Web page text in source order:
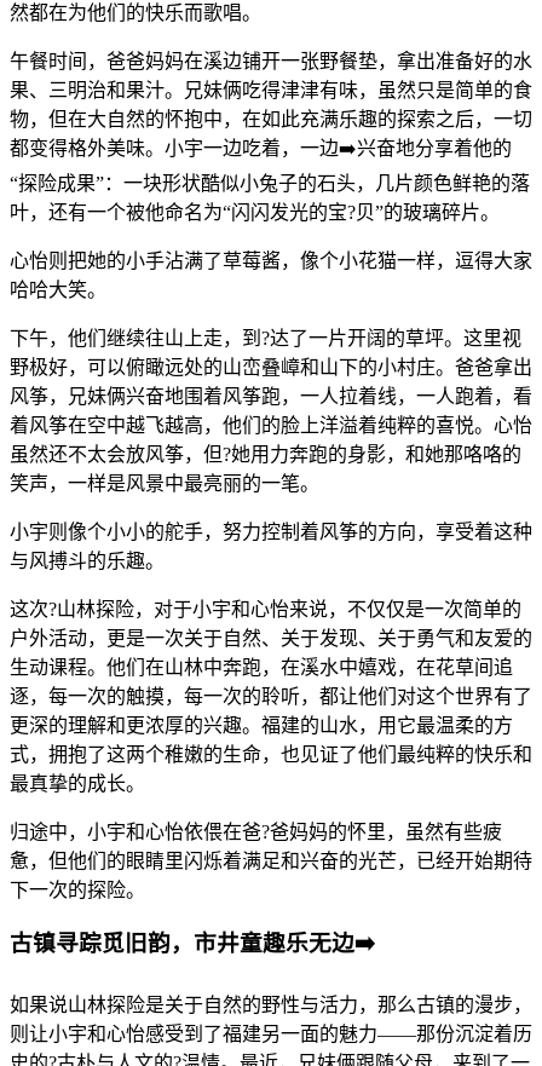
然都在为他们的快乐而歌唱。
午餐时间，爸爸妈妈在溪边铺开一张野餐垫，拿出准备好的水
果、三明治和果汁。兄妹俩吃得津津有味，虽然只是简单的食
物，但在大自然的怀抱中，在如此充满乐趣的探索之后，一切
都变得格外美味。小宇一边吃着，一边➡️兴奋地分享着他的
“探险成果”：一块形状酷似小兔子的石头，几片颜色鲜艳的落
叶，还有一个被他命名为“闪闪发光的宝?贝”的玻璃碎片。
心怡则把她的小手沾满了草莓酱，像个小花猫一样，逗得大家
哈哈大笑。
下午，他们继续往山上走，到?达了一片开阔的草坪。这里视
野极好，可以俯瞰远处的山峦叠嶂和山下的小村庄。爸爸拿出
风筝，兄妹俩兴奋地围着风筝跑，一人拉着线，一人跑着，看
着风筝在空中越飞越高，他们的脸上洋溢着纯粹的喜悦。心怡
虽然还不太会放风筝，但?她用力奔跑的身影，和她那咯咯的
笑声，一样是风景中最亮丽的一笔。
小宇则像个小小的舵手，努力控制着风筝的方向，享受着这种
与风搏斗的乐趣。
这次?山林探险，对于小宇和心怡来说，不仅仅是一次简单的
户外活动，更是一次关于自然、关于发现、关于勇气和友爱的
生动课程。他们在山林中奔跑，在溪水中嬉戏，在花草间追
逐，每一次的触摸，每一次的聆听，都让他们对这个世界有了
更深的理解和更浓厚的兴趣。福建的山水，用它最温柔的方
式，拥抱了这两个稚嫩的生命，也见证了他们最纯粹的快乐和
最真挚的成长。
归途中，小宇和心怡依偎在爸?爸妈妈的怀里，虽然有些疲
惫，但他们的眼睛里闪烁着满足和兴奋的光芒，已经开始期待
下一次的探险。
古镇寻踪觅旧韵，市井童趣乐无边➡️
如果说山林探险是关于自然的野性与活力，那么古镇的漫步，
则让小宇和心怡感受到了福建另一面的魅力——那份沉淀着历